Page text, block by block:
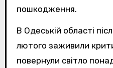
пошкодження.
В Одеській області після атаки рф у ніч на 17
лютого заживили
повернули світло